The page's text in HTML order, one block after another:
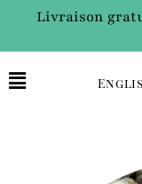
Livraison